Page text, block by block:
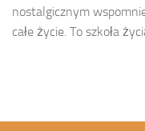
nostalgicznym
całe życie. To szkoła życia